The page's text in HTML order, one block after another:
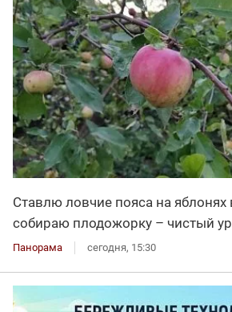
Ставлю ловчие пояса на яблонях
собираю плодожорку – чистый
Панорама сегодня, 15:30